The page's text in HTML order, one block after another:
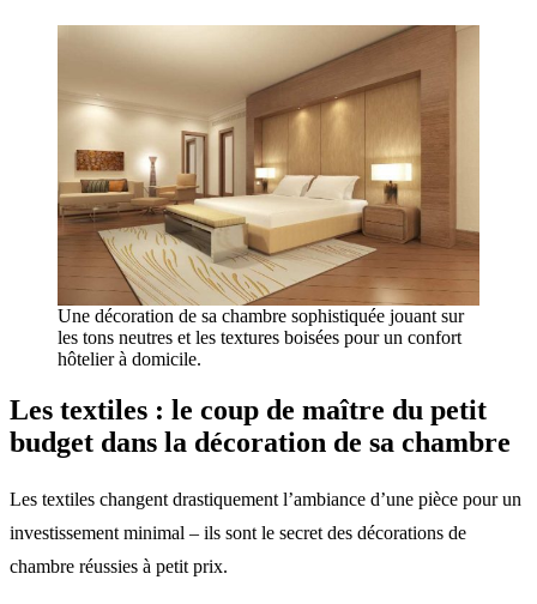
Une décoration de sa chambre sophistiquée jouant sur
les tons neutres et les textures boisées pour un confort
hôtelier à domicile.
Les textiles : le coup de maître du petit
budget dans la décoration de sa chambre
Les textiles changent drastiquement l’ambiance d’une pièce pour un
investissement minimal – ils sont le secret des décorations de
chambre réussies à petit prix.